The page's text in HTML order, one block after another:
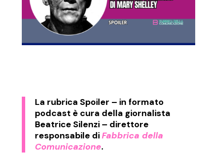
La rubrica Spoiler – in formato
podcast è cura della giornalista
Beatrice Silenzi – direttore
responsabile diFabbrica della
Comunicazione.